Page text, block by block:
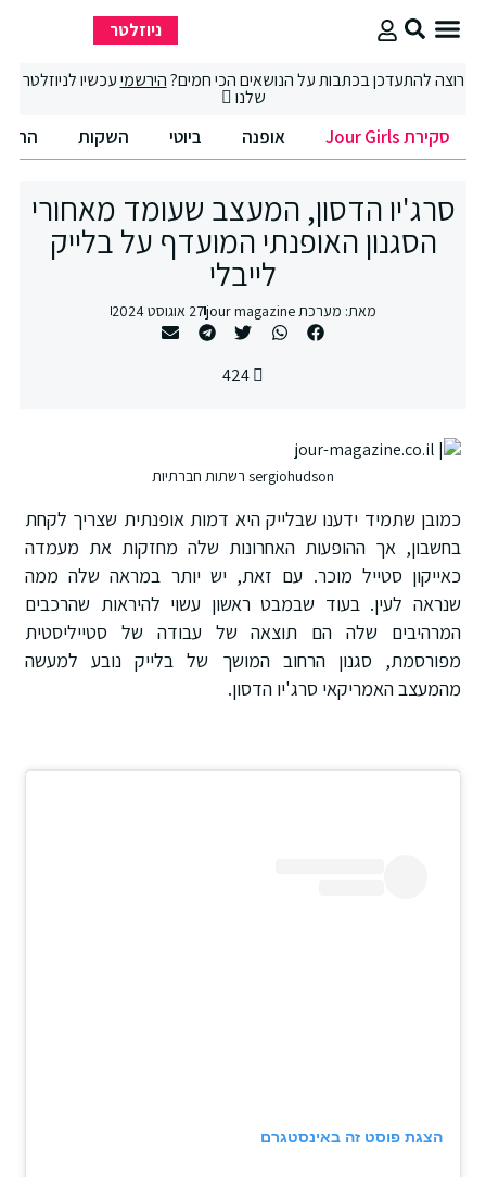
ניוזלטר
רוצה להתעדכן בכתבות על הנושאים הכי חמים?הירשמיעכשיו לניוזלטר
שלנו
סקירת Jour Girls אופנה ביוטי השקות
סרג'יו הדסון, המעצב שעומד מאחורי
הסגנון האופנתי המועדף על בלייק
לייבלי
מאת: מערכת jour magazine 27 אוגוסט 2024
sergiohudson רשתות חברתיות
כמובן שתמיד ידענו שבלייק היא דמות אופנתית שצריך לקחת
בחשבון, אך ההופעות האחרונות שלה מחזקות את מעמדה
כאייקון סטייל מוכר. עם זאת, יש יותר במראה שלה ממה
שנראה לעין. בעוד שבמבט ראשון עשוי להיראות שהרכבים
המרהיבים שלה הם תוצאה של עבודה של סטייליסטית
מפורסמת, סגנון הרחוב המושך של בלייק נובע למעשה
מהמעצב האמריקאי סרג'יו הדסון.
הצגת פוסט זה באינסטגרם